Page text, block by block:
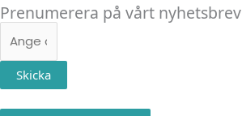
Prenumerera på vårt nyhetsbrev
E-
post
Skicka